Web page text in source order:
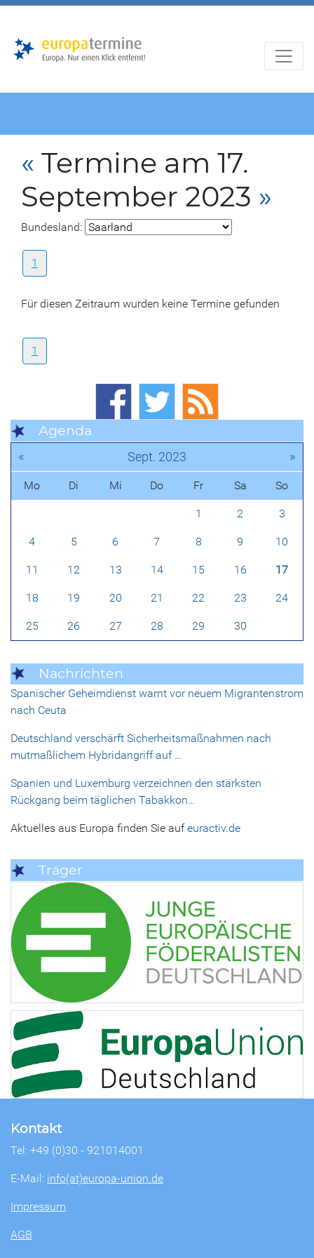
« Termine am 17.
September 2023 »
Bundesland:
1
Für diesen Zeitraum wurden keine Termine gefunden
1
Agenda
« Sept. 2023 »
Mo Di Mi Do Fr Sa So
1 2 3
4 5 6 7 8 9 10
11 12 13 14 15 16 17
18 19 20 21 22 23 24
25 26 27 28 29 30
Nachrichten
Spanischer Geheimdienst warnt vor neuem Migrantenstrom
nach Ceuta
Deutschland verschärft Sicherheitsmaßnahmen nach
mutmaßlichem Hybridangriff auf …
Spanien und Luxemburg verzeichnen den stärksten
Rückgang beim täglichen Tabakkon…
Aktuelles aus Europa finden Sie aufeuractiv.de
Träger
Kontakt
Tel: +49 (0)30 - 921014001
E-Mail: info(at)europa-union.de
Impressum
AGB